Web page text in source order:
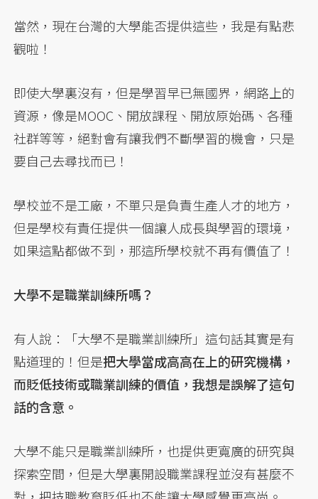
當然，現在台灣的大學能否提供這些，我是有點悲
觀啦！
即使大學裏沒有，但是學習早已無國界，網路上的
資源，像是MOOC、開放課程、開放原始碼、各種
社群等等，絕對會有讓我們不斷學習的機會，只是
要自己去尋找而已！
學校並不是工廠，不單只是負責生產人才的地方，
但是學校有責任提供一個讓人成長與學習的環境，
如果這點都做不到，那這所學校就不再有價值了！
大學不是職業訓練所嗎？
有人說：「大學不是職業訓練所」這句話其實是有
點道理的！但是把大學當成高高在上的研究機構，
而貶低技術或職業訓練的價值，我想是誤解了這句
話的含意。
大學不能只是職業訓練所，也提供更寬廣的研究與
探索空間，但是大學裏開設職業課程並沒有甚麼不